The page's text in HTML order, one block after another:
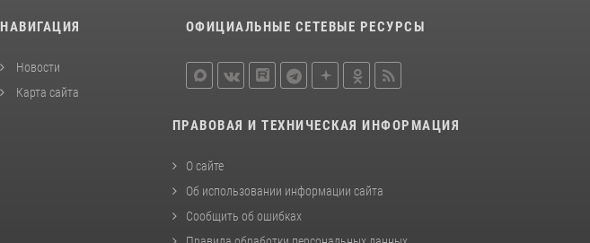
НАВИГАЦИЯ
Новости
Карта сайта
ОФИЦИАЛЬНЫЕ СЕТЕВЫЕ РЕСУРСЫ
ПРАВОВАЯ И ТЕХНИЧЕСКАЯ ИНФОРМАЦИЯ
О сайте
Об использовании информации сайта
Сообщить об ошибках